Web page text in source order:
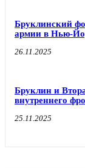
Бруклинский
армии в Нью-
26.11.2025
Бруклин и
внутреннего
25.11.2025